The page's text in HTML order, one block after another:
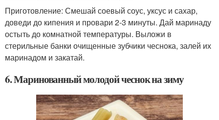
Приготовление: Смешай соевый соус, уксус и сахар,
доведи до кипения и провари 2-3 минуты. Дай маринаду
остыть до комнатной температуры. Выложи в
стерильные банки очищенные зубчики чеснока, залей их
маринадом и закатай.
6. Маринованный молодой чеснок на зиму